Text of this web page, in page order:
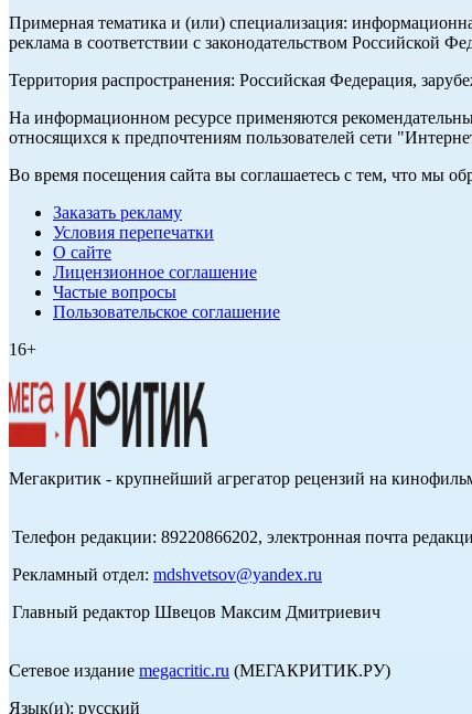
Примерная тематика и (или) специализация:
реклама в соответствии с законодательством Российской
Территория распространения: Российская Федерация,
На информационном ресурсе применяются
относящихся к предпочтениям пользователей сети
Во время посещения сайта вы соглашаетесь с тем, что мы
Заказать рекламу
Условия перепечатки
О сайте
Лицензионное соглашение
Частые вопросы
Пользовательское соглашение
16+
Мегакритик - крупнейший агрегатор рецензий на
Телефон редакции: 89220866202, электронная почта
Рекламный отдел: mdshvetsov@yandex.ru
Главный редактор Швецов Максим Дмитриевич
Сетевое издание megacritic.ru (МЕГАКРИТИК.РУ)
Язык(и): русский